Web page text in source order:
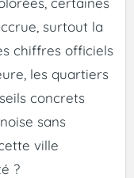
surtout la
chiffres officiels
les quartiers
concrets
sans
ville
?